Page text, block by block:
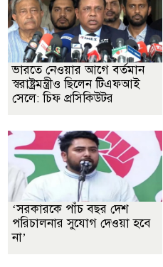
ভারতে নেওয়ার আগে বর্তমান
স্বরাষ্ট্রমন্ত্রীও ছিলেন টিএফআই
সেলে: চিফ প্রসিকিউটর
‘সরকারকে পাঁচ বছর দেশ
পরিচালনার সুযোগ দেওয়া হবে
না’